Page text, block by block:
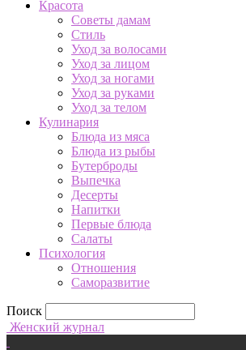
Красота
Советы дамам
Стиль
Уход за волосами
Уход за лицом
Уход за ногами
Уход за руками
Уход за телом
Кулинария
Блюда из мяса
Блюда из рыбы
Бутерброды
Выпечка
Десерты
Напитки
Первые блюда
Салаты
Психология
Отношения
Саморазвитие
Поиск
Женский журнал